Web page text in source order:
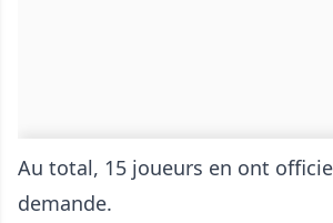
Au total, 15 joueurs en ont
demande.